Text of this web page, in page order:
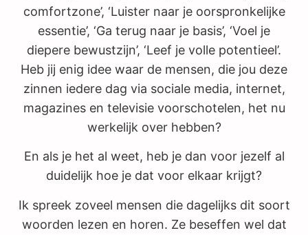
comfortzone’, ‘Luister naar je oorspronkelijke
essentie’, ‘Ga terug naar je basis’, ‘Voel je
diepere bewustzijn’, ‘Leef je volle potentieel’.
Heb jij enig idee waar de mensen, die jou deze
zinnen iedere dag via sociale media, internet,
magazines en televisie voorschotelen, het nu
werkelijk over hebben?
En als je het al weet, heb je dan voor jezelf al
duidelijk hoe je dat voor elkaar krijgt?
Ik spreek zoveel mensen die dagelijks dit soort
woorden lezen en horen. Ze beseffen wel dat